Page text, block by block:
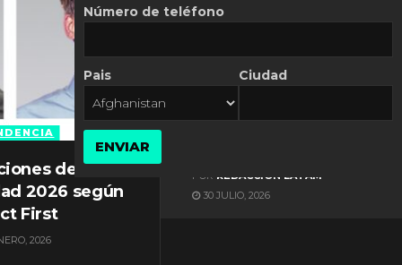
de
2026 según
First
2026
ES NOTICIA
POR REDACCIÓN LATAM
30 JULIO, 2026
Número de teléfono
Pais Ciudad
ENVIAR